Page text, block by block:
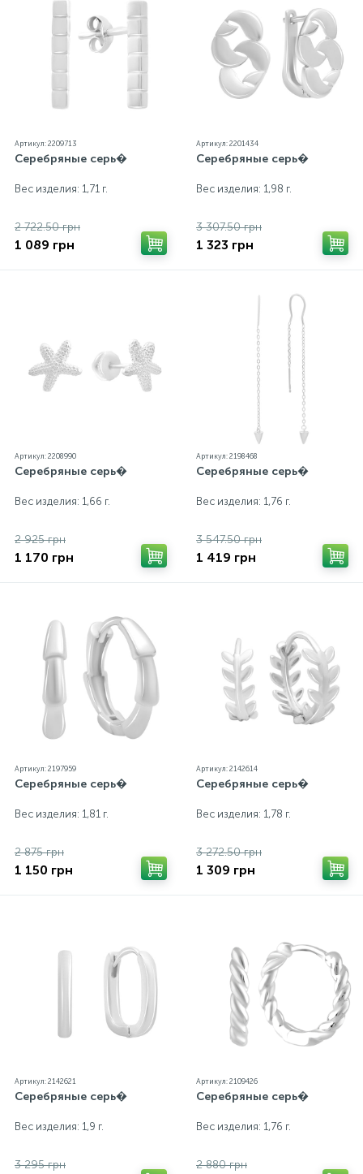
от реальных из-за особенностей цветопередачи
экрана
Артикул: 2209713
Серебряные серь�
Вес изделия: 1,71 г.
2 722.50 грн
1 089 грн
Артикул: 2201434
Серебряные серь�
Вес изделия: 1,98 г.
3 307.50 грн
1 323 грн
Артикул: 2208990
Серебряные серь�
Вес изделия: 1,66 г.
2 925 грн
1 170 грн
Артикул: 2198468
Серебряные серь�
Вес изделия: 1,76 г.
3 547.50 грн
1 419 грн
Артикул: 2197959
Серебряные серь�
Вес изделия: 1,81 г.
2 875 грн
1 150 грн
Артикул: 2142614
Серебряные серь�
Вес изделия: 1,78 г.
3 272.50 грн
1 309 грн
Артикул: 2142621
Серебряные серь�
Вес изделия: 1,9 г.
3 295 грн
Артикул: 2109426
Серебряные серь�
Вес изделия: 1,76 г.
2 880 грн